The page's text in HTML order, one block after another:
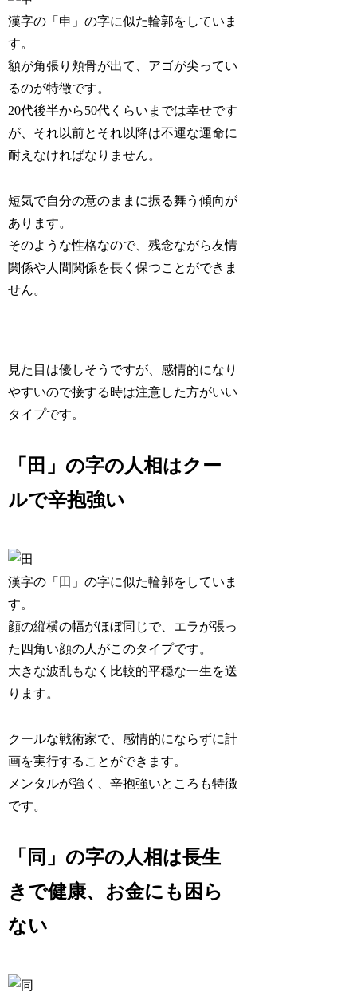
漢字の「申」の字に似た輪郭をしていま
す。
額が角張り頬骨が出て、アゴが尖ってい
るのが特徴です。
20代後半から50代くらいまでは幸せです
が、それ以前とそれ以降は不運な運命に
耐えなければなりません。
短気で自分の意のままに振る舞う傾向が
あります。
そのような性格なので、残念ながら友情
関係や人間関係を長く保つことができま
せん。
見た目は優しそうですが、感情的になり
やすいので接する時は注意した方がいい
タイプです。
「田」の字の人相はクー
ルで辛抱強い
漢字の「田」の字に似た輪郭をしていま
す。
顔の縦横の幅がほぼ同じで、エラが張っ
た四角い顔の人がこのタイプです。
大きな波乱もなく 比較的平穏な一生を送
ります。
クールな戦術家で、感情的にならずに計
画を実行することができます。
メンタルが強く、辛抱強いところも特徴
です。
「同」の字の人相は長生
きで健康、お金にも困ら
ない